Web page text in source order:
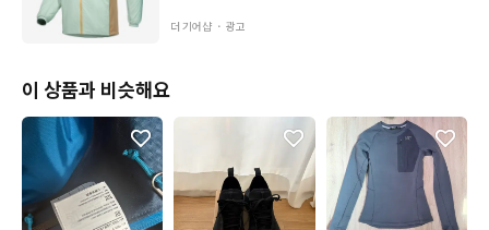
더 기어샵 ・ 광고
이 상품과 비슷해요